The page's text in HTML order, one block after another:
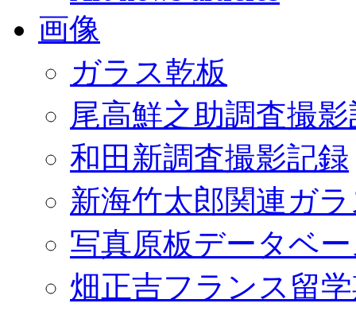
画像
ガラス乾板
尾高鮮之助調査撮
和田新調査撮影記録
新海竹太郎関連ガ
写真原板データベ
畑正吉フランス留